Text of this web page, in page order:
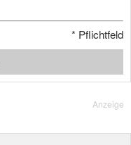
* Pflichtfeld
Anzeige